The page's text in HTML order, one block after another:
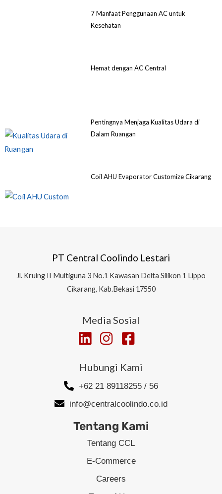
7 Manfaat Penggunaan AC untuk
Kesehatan
Hemat dengan AC Central
Pentingnya Menjaga Kualitas Udara di
Dalam Ruangan
Coil AHU Evaporator Customize Cikarang
PT Central Coolindo Lestari
Jl. Kruing II Multiguna 3 No.1 Kawasan Delta Silikon 1 Lippo
Cikarang, Kab.Bekasi 17550
Media Sosial
Hubungi Kami
+62 21 89118255 / 56
info@centralcoolindo.co.id
Tentang Kami
Tentang CCL
E-Commerce
Careers